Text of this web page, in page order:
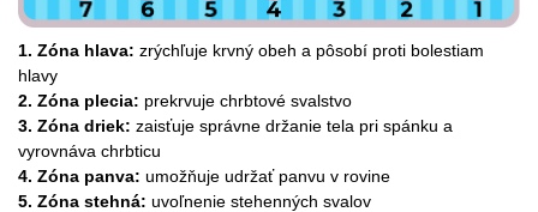
1. Zóna hlava: zrýchľuje krvný obeh a pôsobí proti bolestiam
hlavy
2. Zóna plecia: prekrvuje chrbtové svalstvo
3. Zóna driek: zaisťuje správne držanie tela pri spánku a
vyrovnáva chrbticu
4. Zóna panva: umožňuje udržať panvu v rovine
5. Zóna stehná: uvoľnenie stehenných svalov